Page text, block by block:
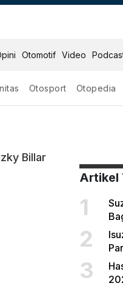
Otomotif Video
Otosport Otopedia
Billar
Artikel
1
2
3